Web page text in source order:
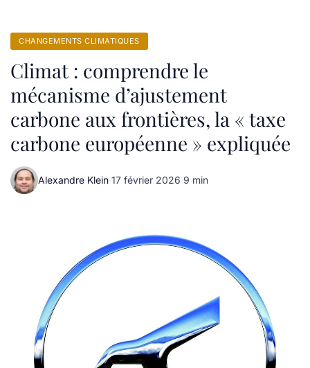
CHANGEMENTS CLIMATIQUES
Climat : comprendre le
mécanisme d’ajustement
carbone aux frontières, la « taxe
carbone européenne » expliquée
Alexandre Klein·17 février 2026·9 min